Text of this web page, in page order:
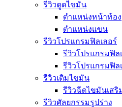
รีวิวดูดไขมัน
ตำแหน่งหน้าท้อง
ตำแหน่งแขน
รีวิวโปรแกรมฟิลเลอร์
รีวิวโปรแกรมฟิล
รีวิวโปรแกรมฟิล
รีวิวเติมไขมัน
รีวิวฉีดไขมันเสริ
รีวิวศัลยกรรมรูปร่าง